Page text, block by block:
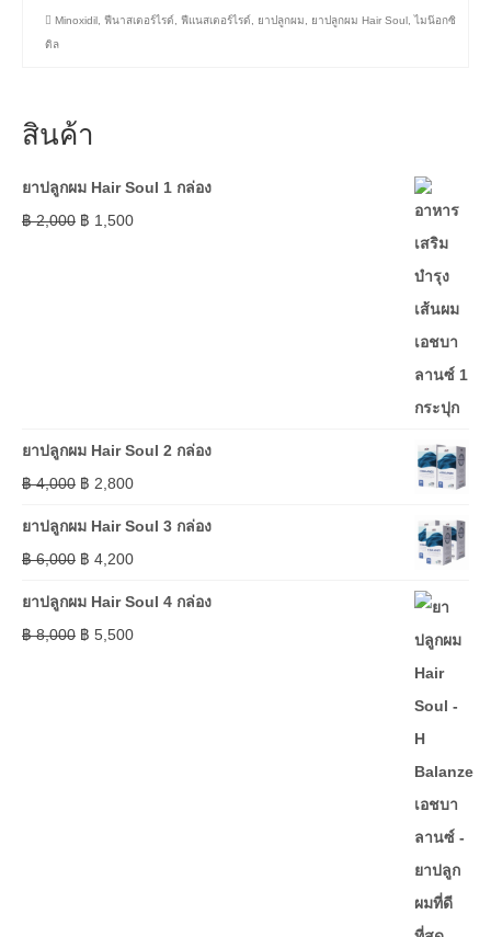
Minoxidil ฟีนาสเตอร์ไรด์ ฟีแนสเตอร์ไรด์ ยาปลูกผม ยาปลูกผม Hair Soul ,ไมน๊อกซิ
ดิล
สินค้า
ยาปลูกผม Hair Soul 1 กล่อง
฿2,000 ฿ 1,500
ยาปลูกผม Hair Soul 2 กล่อง
฿4,000 ฿ 2,800
ยาปลูกผม Hair Soul 3 กล่อง
฿6,000 ฿ 4,200
ยาปลูกผม Hair Soul 4 กล่อง
฿8,000 ฿ 5,500